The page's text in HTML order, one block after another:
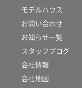
モデルハウス
お問い合わせ
お知らせ一覧
スタッフブログ
会社情報
会社地図